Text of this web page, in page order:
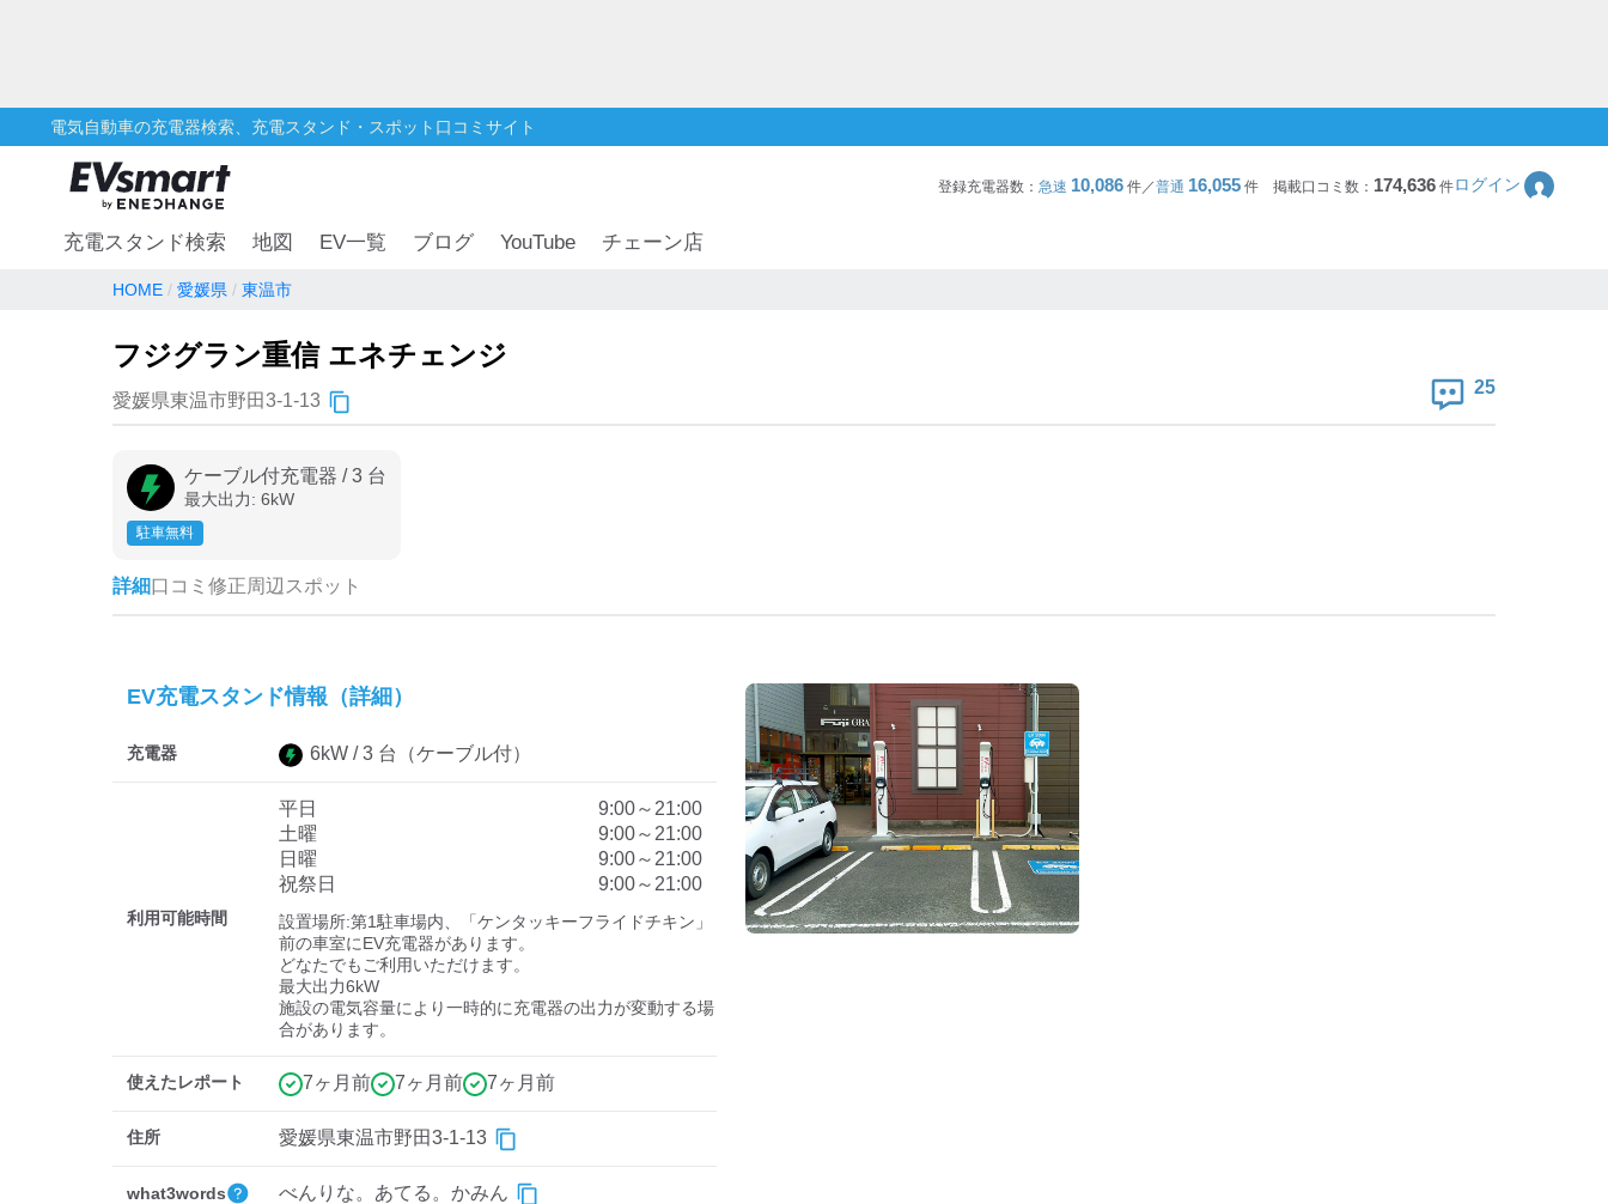
電気自動車の充電器検索、充電スタンド・スポット口コミサイト
登録充電器数： 急速 10,086 件／普通 16,055 件 掲載口コミ数： 174,636件ログイン
充電スタンド検索 地図 EV一覧 ブログ YouTube チェーン店
HOME 愛媛県 東温市
フジグラン重信 エネチェンジ
愛媛県東温市野田3-1-13
25
ケーブル付充電器 /3 台
最大出力: 6kW
駐車無料
詳細口コミ 修正周辺スポット
EV充電スタンド情報（詳細）
充電器 6kW /3 台 （ケーブル付）
利用可能時間
平日
9:00～21:00
土曜
9:00～21:00
日曜
9:00～21:00
祝祭日
9:00～21:00
設置場所:第1駐車場内、「ケンタッキーフライドチキン」
前の車室にEV充電器があります。
どなたでもご利用いただけます。
最大出力6kW
施設の電気容量により一時的に充電器の出力が変動する場
合があります。
使えたレポート 7ヶ月前 7ヶ月前 7ヶ月前
住所 愛媛県東温市野田3-1-13
what3words べんりな。あてる。かみん